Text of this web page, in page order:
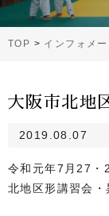
TOP > インフォメ
大阪市北地
2019.08.07
令和元年7月27・
北地区形講習会・